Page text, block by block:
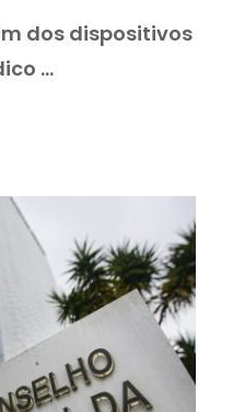
dos dispositivos
...